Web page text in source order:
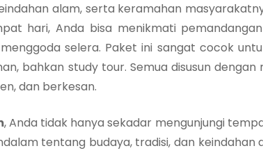
alam, serta keramahan
hari, Anda bisa menikmati
selera. Paket ini sangat cocok
bahkan study tour. Semua disusun dengan
dan berkesan.
, Anda tidak hanya sekadar mengunjungi
tentang budaya, tradisi, dan keindahan